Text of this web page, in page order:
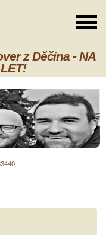
z Děčína - NA